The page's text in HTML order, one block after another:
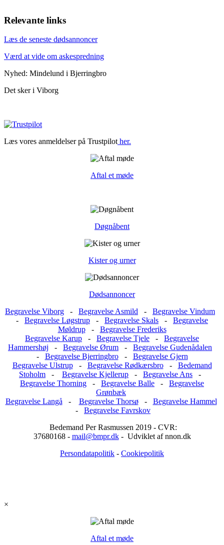
Relevante links
Læs de seneste dødsannoncer
Værd at vide om askespredning
Nyhed: Mindelund i Bjerringbro
Det sker i Viborg
Læs vores anmeldelser på Trustpilot her.
Aftal et møde
Døgnåbent
Kister og urner
Dødsannoncer
Begravelse Viborg - Begravelse Asmild - Begravelse Vindum
- Begravelse Løgstrup - Begravelse Skals - Begravelse
Møldrup- Begravelse Frederiks
Begravelse Karup - Begravelse Tjele - Begravelse
Hammershøj - Begravelse Ørum - Begravelse Gudenådalen
- Begravelse Bjerringbro- Begravelse Gjern
Begravelse Ulstrup- Begravelse Rødkærsbro- Bedemand
Stoholm - Begravelse Kjellerup - Begravelse Ans -
Begravelse Thorning - Begravelse Balle - Begravelse
Grønbæk
Begravelse Langå - Begravelse Thorsø- Begravelse Hammel
- Begravelse Favrskov
Bedemand Per Rasmussen 2019 - CVR:
37680168 - mail@bmpr.dk- Udviklet af nnon.dk
Persondatapolitik - Cookiepolitik
×
Aftal et møde